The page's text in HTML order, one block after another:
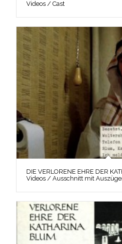
Videos / Cast
DIE VERLORENE EHRE DER
Videos / Ausschnitt mit